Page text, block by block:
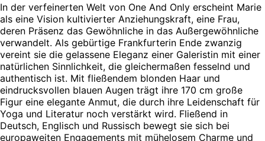
In der verfeinerten Welt von One And Only erscheint Marie
als eine Vision kultivierter Anziehungskraft, eine Frau,
deren Präsenz das Gewöhnliche in das Außergewöhnliche
verwandelt. Als gebürtige Frankfurterin Ende zwanzig
vereint sie die gelassene Eleganz einer Galeristin mit einer
natürlichen Sinnlichkeit, die gleichermaßen fesselnd und
authentisch ist. Mit fließendem blonden Haar und
eindrucksvollen blauen Augen trägt ihre 170 cm große
Figur eine elegante Anmut, die durch ihre Leidenschaft für
Yoga und Literatur noch verstärkt wird. Fließend in
Deutsch, Englisch und Russisch bewegt sie sich bei
europaweiten Engagements mit mühelosem Charme und